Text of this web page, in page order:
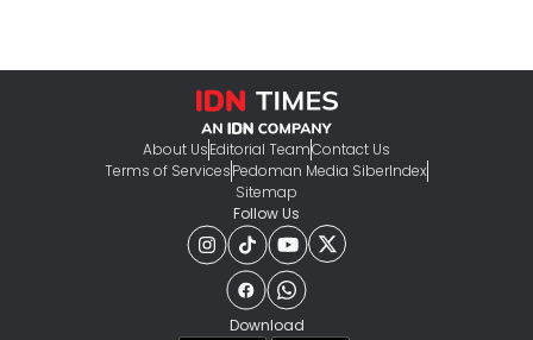
About UsEditorial TeamContact Us
Terms of ServicesPedoman Media SiberIndex
Sitemap
Follow Us
Download